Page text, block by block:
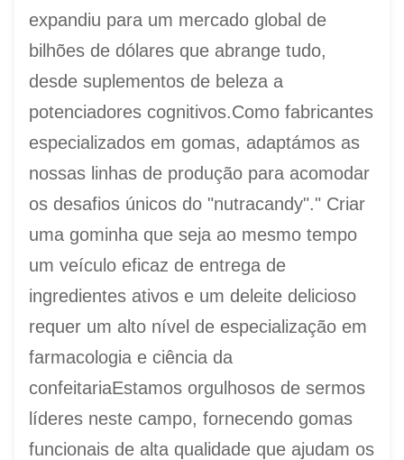
expandiu para um mercado global de
bilhões de dólares que abrange tudo,
desde suplementos de beleza a
potenciadores cognitivos.Como fabricantes
especializados em gomas, adaptámos as
nossas linhas de produção para acomodar
os desafios únicos do "nutracandy"." Criar
uma gominha que seja ao mesmo tempo
um veículo eficaz de entrega de
ingredientes ativos e um deleite delicioso
requer um alto nível de especialização em
farmacologia e ciência da
confeitariaEstamos orgulhosos de sermos
líderes neste campo, fornecendo gomas
funcionais de alta qualidade que ajudam os